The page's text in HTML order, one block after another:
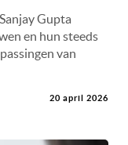
Gupta
en hun steeds
van
20 april 2026